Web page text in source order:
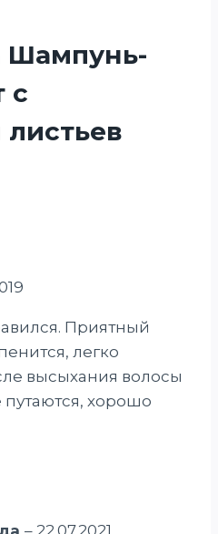
Шампунь-
с
листьев
Приятный
легко
высыхания волосы
хорошо
– 22.07.2021